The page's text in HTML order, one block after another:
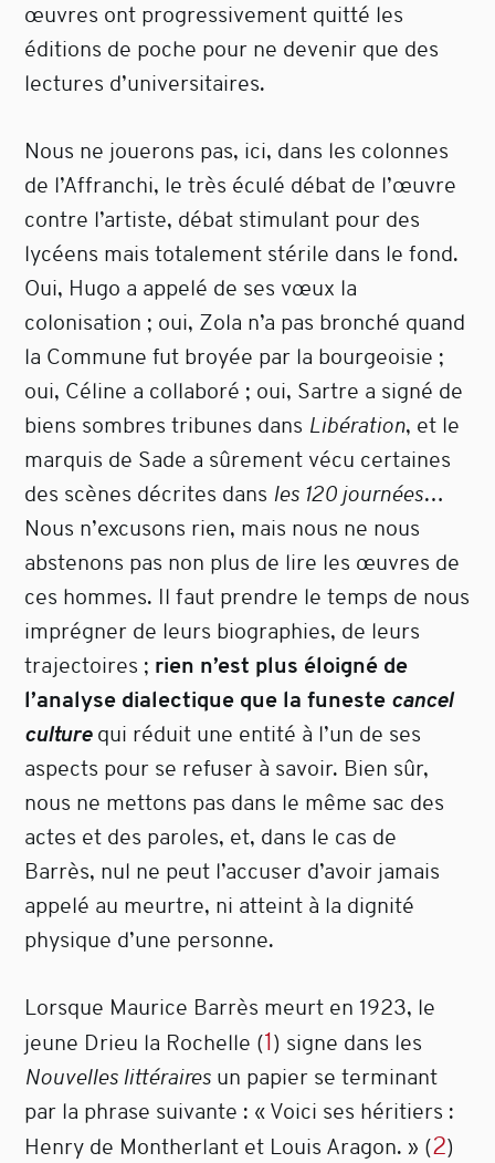
œuvres ont progressivement quitté les
éditions de poche pour ne devenir que des
lectures d’universitaires.
Nous ne jouerons pas, ici, dans les colonnes
de l’Affranchi, le très éculé débat de l’œuvre
contre l’artiste, débat stimulant pour des
lycéens mais totalement stérile dans le fond.
Oui, Hugo a appelé de ses vœux la
colonisation ; oui, Zola n’a pas bronché quand
la Commune fut broyée par la bourgeoisie ;
oui, Céline a collaboré ; oui, Sartre a signé de
biens sombres tribunes dans Libération, et le
marquis de Sade a sûrement vécu certaines
des scènes décrites dans les 120 journées…
Nous n’excusons rien, mais nous ne nous
abstenons pas non plus de lire les œuvres de
ces hommes. Il faut prendre le temps de nous
imprégner de leurs biographies, de leurs
trajectoires ; rien n’est plus éloigné de
l’analyse dialectique que la funeste cancel
culturequi réduit une entité à l’un de ses
aspects pour se refuser à savoir. Bien sûr,
nous ne mettons pas dans le même sac des
actes et des paroles, et, dans le cas de
Barrès, nul ne peut l’accuser d’avoir jamais
appelé au meurtre, ni atteint à la dignité
physique d’une personne.
Lorsque Maurice Barrès meurt en 1923, le
jeune Drieu la Rochelle (1) signe dans les
Nouvelles littéraires un papier se terminant
par la phrase suivante : « Voici ses héritiers :
Henry de Montherlant et Louis Aragon. » (2)